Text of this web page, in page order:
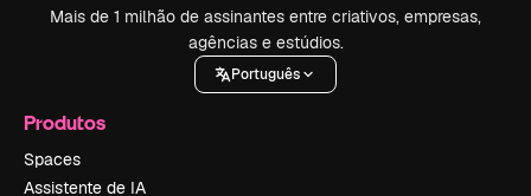
Mais de 1 milhão de assinantes entre criativos, empresas,
agências e estúdios.
Português
Produtos
Spaces
Assistente de IA